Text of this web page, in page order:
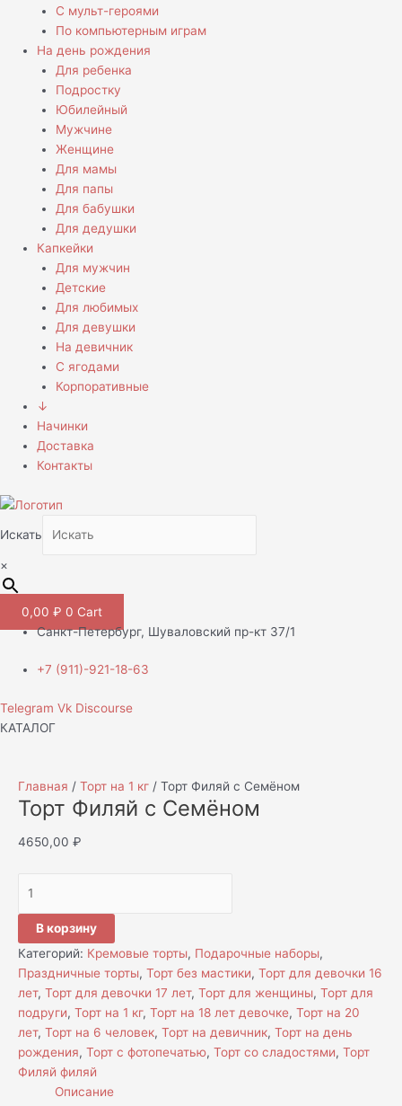
С мульт-героями
По компьютерным играм
На день рождения
Для ребенка
Подростку
Юбилейный
Мужчине
Женщине
Для мамы
Для папы
Для бабушки
Для дедушки
Капкейки
Для мужчин
Детские
Для любимых
Для девушки
На девичник
С ягодами
Корпоративные
↓
Начинки
Доставка
Контакты
Искать
×
0,00 ₽ 0 Cart
Санкт-Петербург, Шуваловский пр-кт 37/1
+7 (911)-921-18-63
Telegram Vk Discourse
КАТАЛОГ
Главная / Торт на 1 кг / Торт Филяй с Семёном
Торт Филяй с Семёном
4650,00 ₽
В корзину
Категорий: Кремовые торты, Подарочные наборы,
Праздничные торты, Торт без мастики, Торт для девочки 16
лет, Торт для девочки 17 лет, Торт для женщины, Торт для
подруги, Торт на 1 кг, Торт на 18 лет девочке, Торт на 20
лет, Торт на 6 человек, Торт на девичник, Торт на день
рождения, Торт с фотопечатью, Торт со сладостями, Торт
Филяй филяй
Описание